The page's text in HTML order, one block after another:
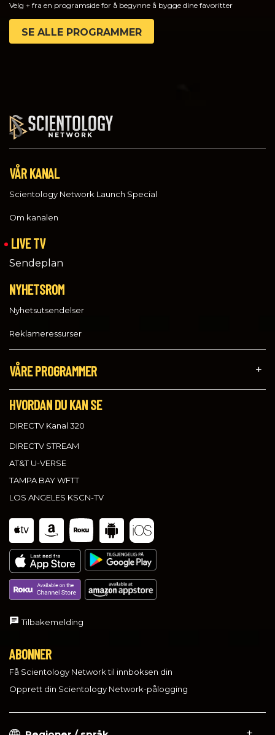
Velg + fra en programside for å begynne å bygge dine favoritter
SE ALLE PROGRAMMER
VÅR KANAL
Scientology Network Launch Special
Om kanalen
LIVE TV
Sendeplan
NYHETSROM
Nyhetsutsendelser
Reklameressurser
VÅRE PROGRAMMER
HVORDAN DU KAN SE
DIRECTV Kanal 320
DIRECTV STREAM
AT&T U-VERSE
TAMPA BAY WFTT
LOS ANGELES KSCN-TV
Tilbakemelding
ABONNER
Få Scientology Network til innboksen din
Opprett din Scientology Network-pålogging